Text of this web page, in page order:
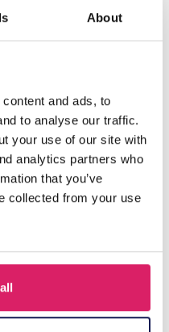
About
and ads, to
to analyse our traffic.
your use of our site with
analytics partners who
that you’ve
collected from your use
Bracelet 21cm